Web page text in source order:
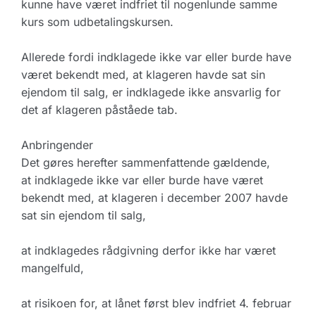
kunne have været indfriet til nogenlunde samme
kurs som udbetalingskursen.
Allerede fordi indklagede ikke var eller burde have
været bekendt med, at klageren havde sat sin
ejendom til salg, er indklagede ikke ansvarlig for
det af klageren påståede tab.
Anbringender
Det gøres herefter sammenfattende gældende,
at indklagede ikke var eller burde have været
bekendt med, at klageren i december 2007 havde
sat sin ejendom til salg,
at indklagedes rådgivning derfor ikke har været
mangelfuld,
at risikoen for, at lånet først blev indfriet 4. februar